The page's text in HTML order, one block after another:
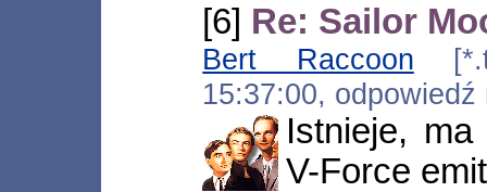
[6] Re: Sailor
Bert Raccoon
15:37:00,
Istnieje,
V-Force